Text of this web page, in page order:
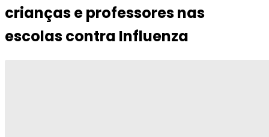
crianças e professores nas
escolas contra Influenza